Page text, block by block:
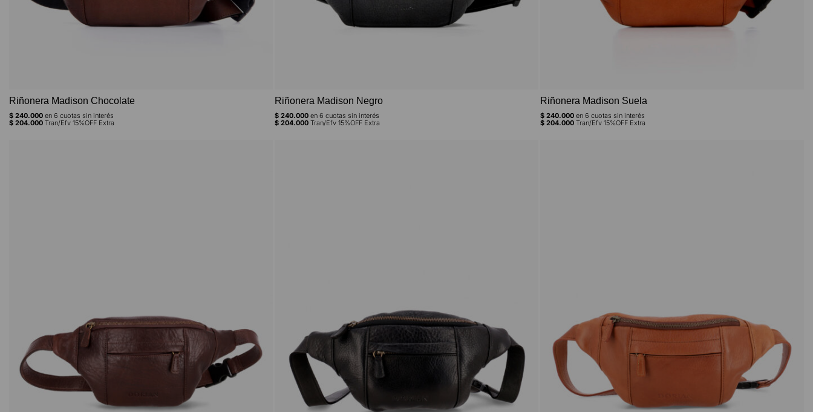
Riñonera Madison Chocolate
$ 240.000 en 6 cuotas sin interés
$ 204.000 Tran/Efv 15%OFF Extra
Riñonera Madison Negro
$ 240.000 en 6 cuotas sin interés
$ 204.000 Tran/Efv 15%OFF Extra
Riñonera Madison Suela
$ 240.000 en 6 cuotas sin interés
$ 204.000 Tran/Efv 15%OFF Extra